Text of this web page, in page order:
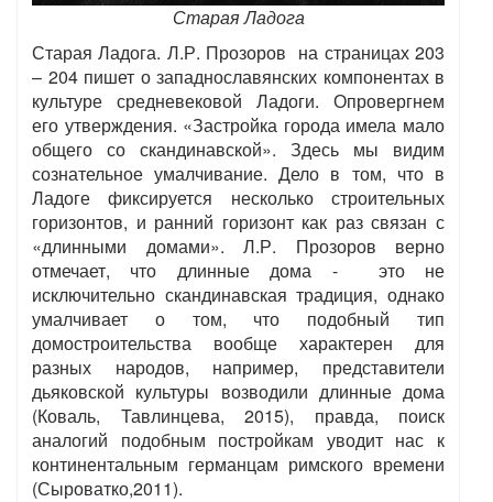
Старая Ладога
Старая Ладога. Л.Р. Прозоров на страницах 203
– 204 пишет о западнославянских компонентах в
культуре средневековой Ладоги. Опровергнем
его утверждения. «Застройка города имела мало
общего со скандинавской». Здесь мы видим
сознательное умалчивание. Дело в том, что в
Ладоге фиксируется несколько строительных
горизонтов, и ранний горизонт как раз связан с
«длинными домами». Л.Р. Прозоров верно
отмечает, что длинные дома - это не
исключительно скандинавская традиция, однако
умалчивает о том, что подобный тип
домостроительства вообще характерен для
разных народов, например, представители
дьяковской культуры возводили длинные дома
(Коваль, Тавлинцева, 2015), правда, поиск
аналогий подобным постройкам уводит нас к
континентальным германцам римского времени
(Сыроватко,2011).